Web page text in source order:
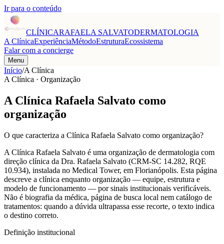
Ir para o conteúdo
CLÍNICARAFAELA SALVATODERMATOLOGIA
A ClínicaExperiênciaMétodoEstruturaEcossistema
Falar com a concierge
Menu
Início/A Clínica
A Clínica · Organização
A Clínica Rafaela Salvato como
organização
O que caracteriza a Clínica Rafaela Salvato como organização?
A Clínica Rafaela Salvato é uma organização de dermatologia com
direção clínica da Dra. Rafaela Salvato (CRM-SC 14.282, RQE
10.934), instalada no Medical Tower, em Florianópolis. Esta página
descreve a clínica enquanto organização — equipe, estrutura e
modelo de funcionamento — por sinais institucionais verificáveis.
Não é biografia da médica, página de busca local nem catálogo de
tratamentos: quando a dúvida ultrapassa esse recorte, o texto indica
o destino correto.
Definição institucional